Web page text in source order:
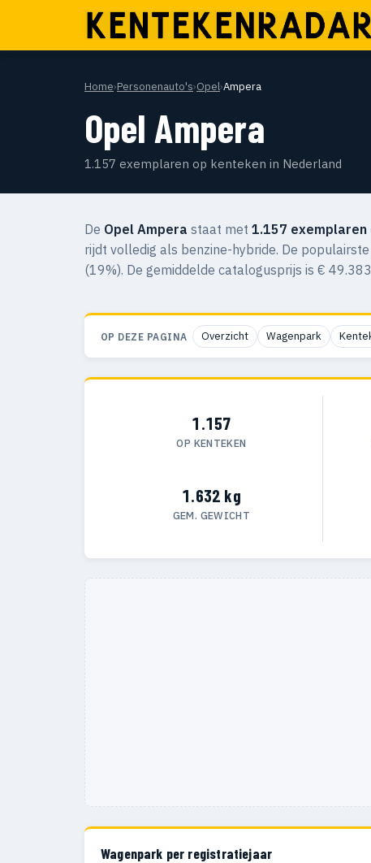
Home›Personenauto's›Opel›Ampera
Opel Ampera
1.157 exemplaren op kenteken in Nederland
De Opel Ampera staat met 1.157
rijdt volledig als benzine-hybride. De
(19%). De gemiddelde catalogusprijs is €
OP DEZE PAGINA Overzicht Wagenpark
1.157
OP KENTEKEN
1.632 kg
GEM. GEWICHT
Wagenpark per registratiejaar